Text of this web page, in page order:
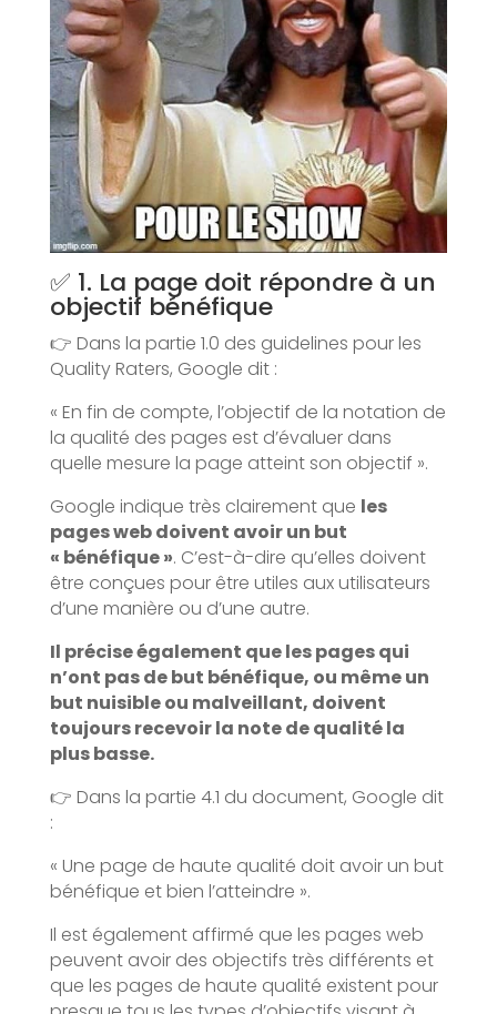
✅ 1. La page doit répondre à un
objectif bénéfique
👉 Dans la partie 1.0 des guidelines pour les
Quality Raters, Google dit :
« En fin de compte, l’objectif de la notation de
la qualité des pages est d’évaluer dans
quelle mesure la page atteint son objectif ».
Google indique très clairement que les
pages web doivent avoir un but
« bénéfique ». C’est-à-dire qu’elles doivent
être conçues pour être utiles aux utilisateurs
d’une manière ou d’une autre.
Il précise également que les pages qui
n’ont pas de but bénéfique, ou même un
but nuisible ou malveillant, doivent
toujours recevoir la note de qualité la
plus basse.
👉 Dans la partie 4.1 du document, Google dit
:
« Une page de haute qualité doit avoir un but
bénéfique et bien l’atteindre ».
Il est également affirmé que les pages web
peuvent avoir des objectifs très différents et
que les pages de haute qualité existent pour